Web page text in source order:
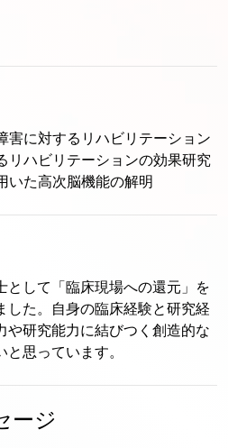
害に対するリハビリテーション
リハビリテーションの効果研究
として「臨床現場への還元」を
した。自身の臨床経験と研究経
や研究能力に結びつく創造的な
思っています。
ージ